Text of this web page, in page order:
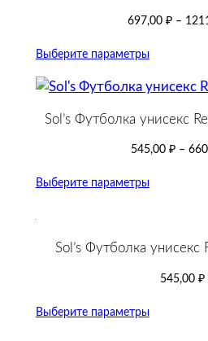
697,00 ₽ –
Выберите параметры
Sol’s Футболка унисекс
545,00 ₽ –
Выберите параметры
Sol’s Футболка унисекс
545,00 ₽
Выберите параметры